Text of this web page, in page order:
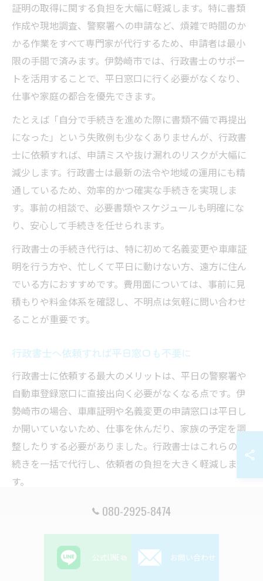
証明の取得に関する負担を大幅に軽減します。特に書類
作成や現地調査、警察署への申請など、煩雑で時間のか
かる作業をすべて専門家が代行するため、申請者は最小
限の手間で済みます。伊勢崎市では、行政書士のサポー
トを活用することで、平日窓口に行く必要がなくなり、
仕事や家庭の都合を優先できます。
たとえば「自分で手続きを進めた際に書類不備で再提出
になった」という失敗例も少なくありませんが、行政書
士に依頼すれば、申請ミスや抜け漏れのリスクが大幅に
減少します。行政書士は最新の法令や地域の運用にも精
通しているため、効率的かつ確実な手続きを実現しま
す。事前の相談で、必要書類やスケジュールも明確にな
り、安心して手続きを任せられます。
行政書士の手続き代行は、特に初めて名義変更や車庫証
明を行う方や、忙しくて平日に動けない方、遠方に住ん
でいる方におすすめです。費用面については、事前に見
積もりや料金体系を確認し、不明点は気軽に問い合わせ
ることが重要です。
行政書士へ依頼すれば平日窓口も不要に
行政書士に依頼する最大のメリットは、平日の警察署や
自動車登録窓口に直接出向く必要がなくなる点です。伊
勢崎市の場合、車庫証明や名義変更の申請窓口は平日し
か開いていないため、仕事を休んだり、家族の予定を調
整したりする必要がありました。行政書士はこれらの手
続きを一括で代行し、依頼者の負担を大きく軽減しま
す。
例えば、伊勢崎警察署での車庫証明申請や群馬県内での
っていたが、行政書士に依頼して手続きがスムーズに進
080-2925-8474
公式LINE お問い合わせ